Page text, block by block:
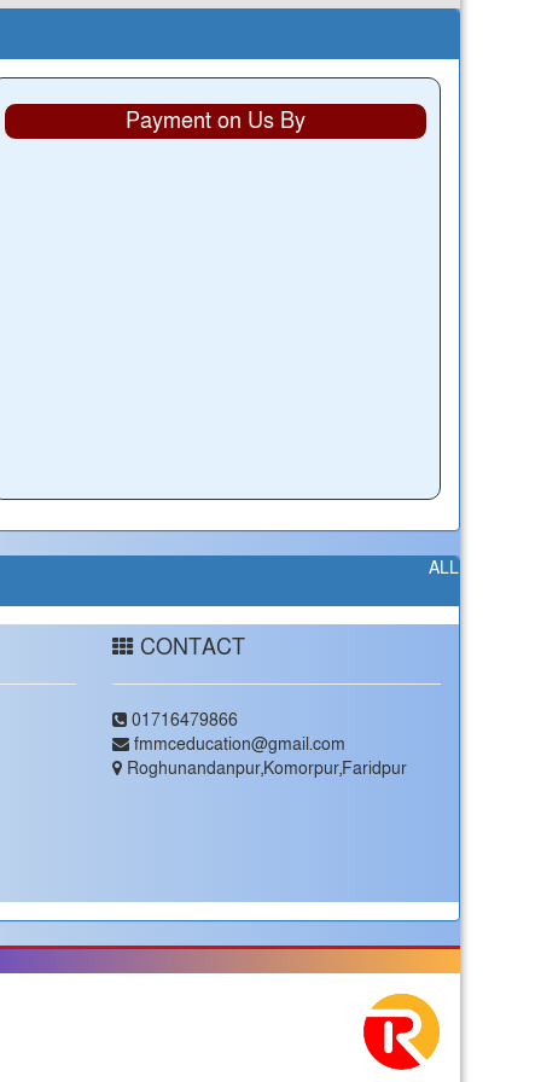
Payment on Us By
ALL
CONTACT
01716479866
fmmceducation@gmail.com
Roghunandanpur,Komorpur,Faridpur